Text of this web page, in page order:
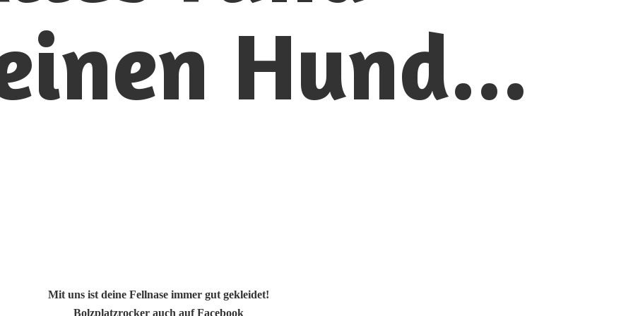
Hund...
Mit uns ist deine Fellnase immer gut gekleidet!
Bolzplatzrocker auch auf Facebook